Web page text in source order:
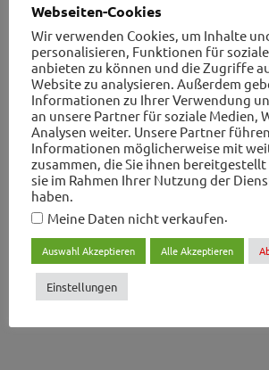
Leistungen:
Betriebliche Altersvorsorge
Betriebliche Weiterbildung
Flexible Arbeitszeiten
Kostenlose Getränke
zurück
Webseiten-Cookies
Wir verwenden Cookies, um Inhalte
personalisieren, Funktionen für
anbieten zu können und die Zugriffe
Website zu analysieren. Außerdem
Informationen zu Ihrer Verwendung
an unsere Partner für soziale Medien,
Analysen weiter. Unsere Partner
Informationen möglicherweise mit
zusammen, die Sie ihnen
sie im Rahmen Ihrer Nutzung der
haben.
Meine Daten nicht verkaufen
Auswahl Akzeptieren Alle Akzeptieren
Einstellungen